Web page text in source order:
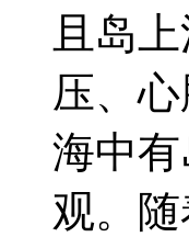
且岛
压、
海中
观。